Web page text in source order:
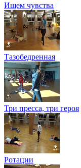
Ищем чувства
Тазобедренная
Три пресса, три героя
Ротации